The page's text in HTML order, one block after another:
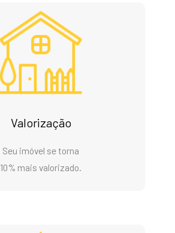
Valorização
Seu imóvel se torna
10% mais valorizado.